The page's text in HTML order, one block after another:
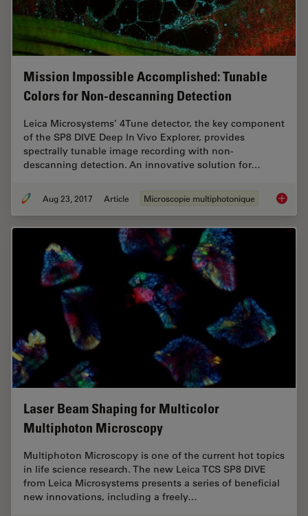
Mission Impossible Accomplished: Tunable
Colors for Non-descanning Detection
Leica Microsystems’ 4Tune detector, the key component
of the SP8 DIVE Deep In Vivo Explorer, provides
spectrally tunable image recording with non-
descanning detection. An innovative solution for…
Aug 23, 2017 Article Microscopie multiphotonique
Laser Beam Shaping for Multicolor
Multiphoton Microscopy
Multiphoton Microscopy is one of the current hot topics
in life science research. The new Leica TCS SP8 DIVE
from Leica Microsystems presents a series of beneficial
new innovations, including a freely…